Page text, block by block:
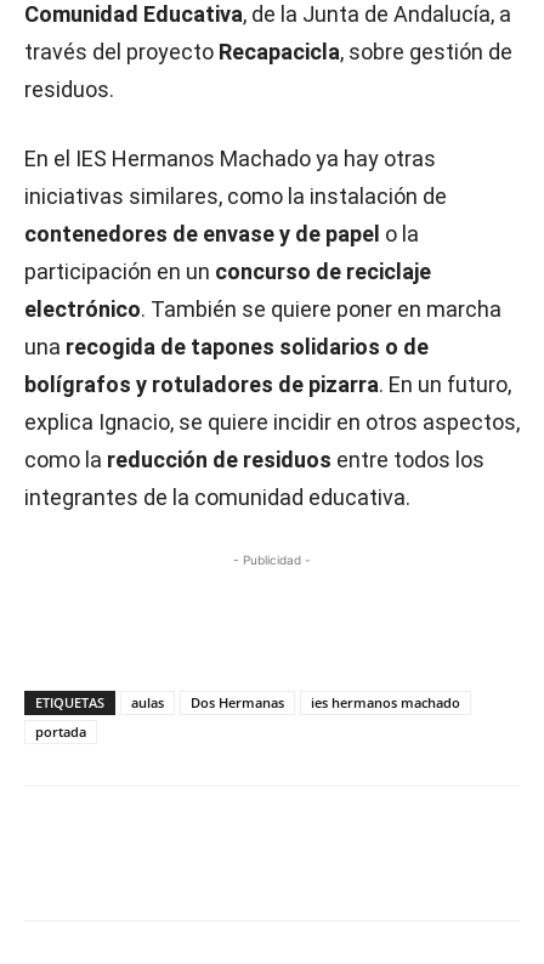
Comunidad Educativa, de la Junta de Andalucía, a
través del proyecto Recapacicla, sobre gestión de
residuos.
En el IES Hermanos Machado ya hay otras
iniciativas similares, como la instalación de
contenedores de envase y de papel o la
participación en un concurso de reciclaje
electrónico. También se quiere poner en marcha
una recogida de tapones solidarios o de
bolígrafos y rotuladores de pizarra. En un futuro,
explica Ignacio, se quiere incidir en otros aspectos,
como la reducción de residuos entre todos los
integrantes de la comunidad educativa.
- Publicidad -
ETIQUETAS aulas Dos Hermanas
ies hermanos machado
portada